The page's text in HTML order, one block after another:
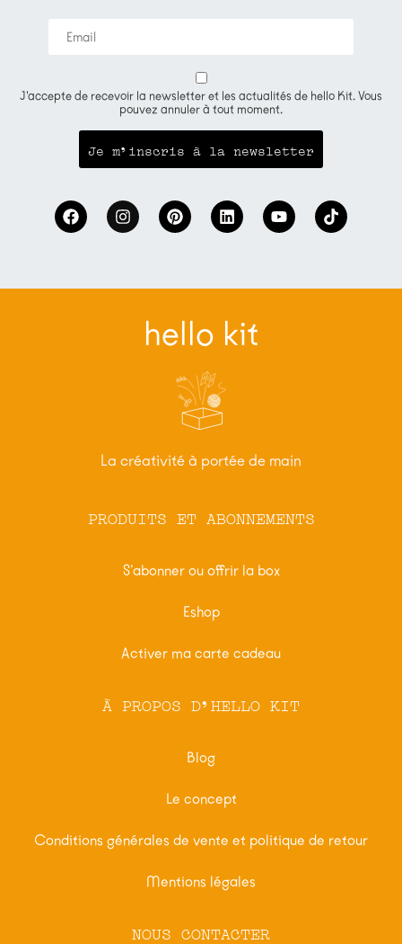
J'accepte de recevoir la newsletter et les actualités de hello Kit. Vous
pouvez annuler à tout moment.
hello kit
La créativité à portée de main
PRODUITS ET ABONNEMENTS
S’abonner ou offrir la box
Eshop
Activer ma carte cadeau
À PROPOS D'HELLO KIT
Blog
Le concept
Conditions générales de vente et politique de retour
Mentions légales
NOUS CONTACTER